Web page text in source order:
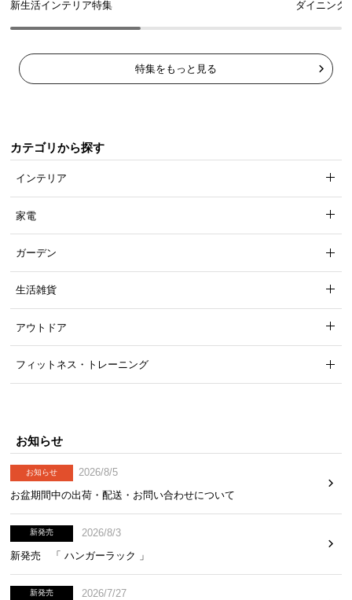
新生活インテリア特集 ダイニング
特集をもっと見る
カテゴリから探す
インテリア
家電
ガーデン
生活雑貨
アウトドア
フィットネス・トレーニング
お知らせ
お知らせ
2026/8/5
お盆期間中の出荷・配送・お問い合わせについて
新発売
2026/8/3
新発売 「 ハンガーラック 」
新発売
2026/7/27